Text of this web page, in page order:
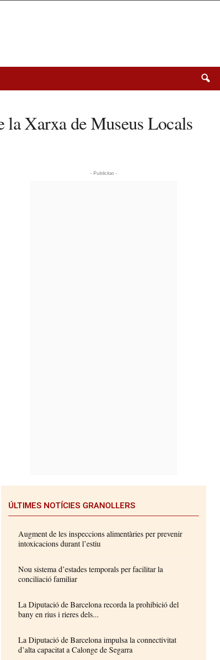
la Xarxa de Museus Locals
- Publicitat -
ÚLTIMES NOTÍCIES GRANOLLERS
Augment de les inspeccions alimentàries per prevenir
intoxicacions durant l’estiu
Nou sistema d’estades temporals per facilitar la
conciliació familiar
La Diputació de Barcelona recorda la prohibició del
bany en rius i rieres dels...
La Diputació de Barcelona impulsa la connectivitat
d’alta capacitat a Calonge de Segarra